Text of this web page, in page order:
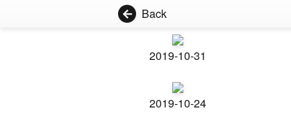
Back
2019-10-31
2019-10-24